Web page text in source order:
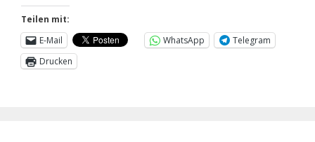
Teilen mit:
E-Mail
WhatsApp
Telegram
Drucken